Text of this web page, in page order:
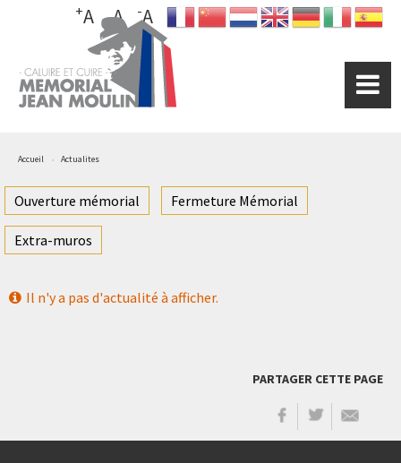
principal
-A
A
+A
Accueil Actualites
Ouverture mémorial Fermeture Mémorial
Extra-muros
Il n'y a pas d'actualité à afficher.
PARTAGER CETTE PAGE